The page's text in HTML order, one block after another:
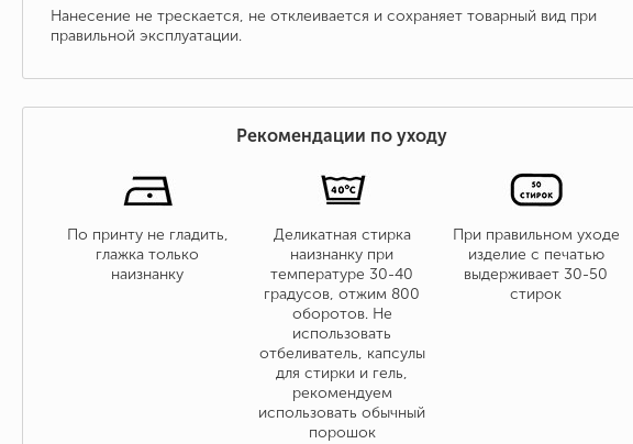
Нанесение не трескается, не отклеивается и сохраняет товарный вид при
правильной эксплуатации.
Рекомендации по уходу
По принту не гладить,
глажка только
наизнанку
Деликатная стирка
наизнанку при
температуре 30-40
градусов, отжим 800
оборотов. Не
использовать
отбеливатель, капсулы
для стирки и гель,
рекомендуем
использовать обычный
порошок
При правильном уходе
изделие с печатью
выдерживает 30-50
стирок